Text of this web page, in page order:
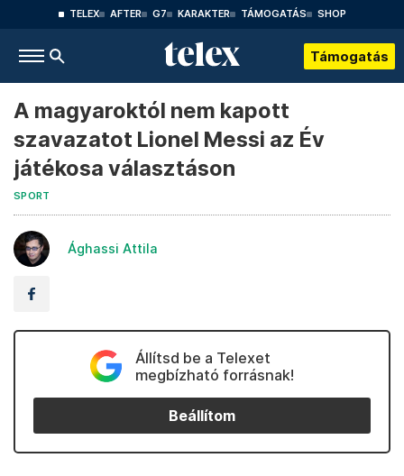
TELEX AFTER G7 KARAKTER TÁMOGATÁS SHOP
Támogatás
A magyaroktól nem kapott
szavazatot Lionel Messi az Év
játékosa választáson
SPORT
Ághassi Attila
Állítsd be a Telexet
megbízható forrásnak!
Beállítom